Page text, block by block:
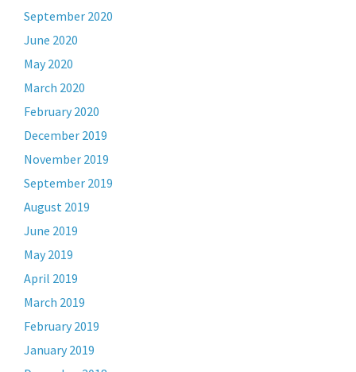
September 2020
June 2020
May 2020
March 2020
February 2020
December 2019
November 2019
September 2019
August 2019
June 2019
May 2019
April 2019
March 2019
February 2019
January 2019